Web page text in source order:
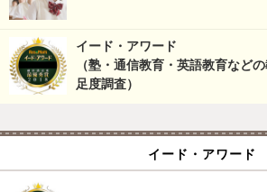
イード・アワード
（塾・通信教育・英語教育など
足度調査）
イード・アワード